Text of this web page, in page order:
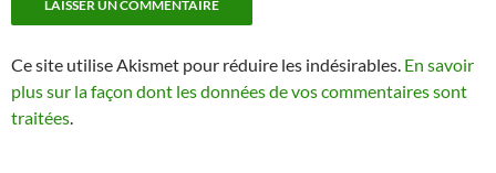
Ce site utilise Akismet pour réduire les indésirables. En savoir
plus sur la façon dont les données de vos commentaires sont
traitées.